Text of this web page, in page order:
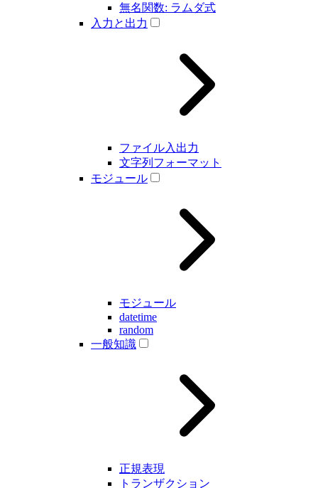
無名関数: ラムダ式
入力と出力
ファイル入出力
文字列フォーマット
モジュール
モジュール
datetime
random
一般知識
正規表現
トランザクション